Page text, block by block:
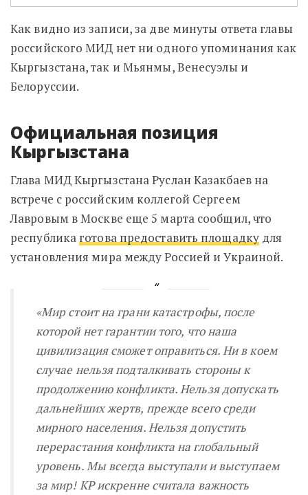
Как видно из записи, за две минуты ответа главы
российского МИД нет ни одного упоминания как
Кыргызстана, так и Мьянмы, Венесуэлы и
Белоруссии.
Официальная позиция
Кыргызстана
Глава МИД Кыргызстана Руслан Казакбаев на
встрече с российским коллегой Сергеем
Лавровым в Москве еще 5 марта сообщил, что
республика готова предоставить площадкудля
установления мира между Россией и Украиной.
«Мир стоит на грани катастрофы, после
которой нет гарантии того, что наша
цивилизация сможет оправиться. Ни в коем
случае нельзя подталкивать стороны к
продолжению конфликта. Нельзя допускать
дальнейших жертв, прежде всего среди
мирного населения. Нельзя допустить
перерастания конфликта на глобальный
уровень. Мы всегда выступали и выступаем
за мир! КР искренне считала важность